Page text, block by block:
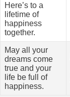
Here’s to a
lifetime of
happiness
together.
May all your
dreams come
true and your
life be full of
happiness.